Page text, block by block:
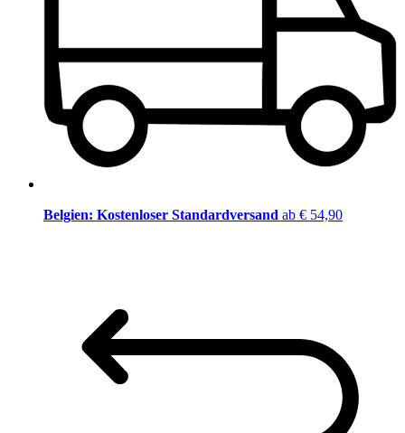
Belgien: Kostenloser Standardversand ab € 54,90